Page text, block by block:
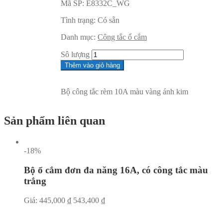
Mã SP: E8332C_WG
Tình trạng: Có sẵn
Danh mục: Công tắc ổ cắm
Sô lượng
Thêm vào giỏ hàng
Bộ công tắc rèm 10A màu vàng ánh kim
Sản phẩm liên quan
-18%
Bộ ổ cắm đơn đa năng 16A, có công tắc màu
trắng
Giá: 445,000 ₫ 543,400 ₫